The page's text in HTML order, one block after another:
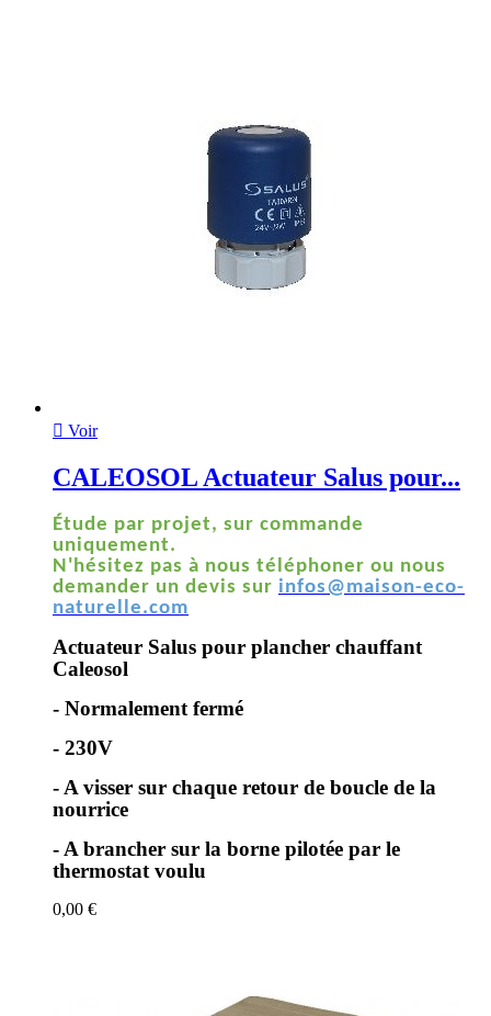
 Voir
CALEOSOL Actuateur Salus pour...
Étude par projet, sur commande
uniquement.
N'hésitez pas à nous téléphoner ou nous
demander un devis sur infos@maison-eco-
naturelle.com
Actuateur Salus pour plancher chauffant
Caleosol
- Normalement fermé
- 230V
- A visser sur chaque retour de boucle de la
nourrice
- A brancher sur la borne pilotée par le
thermostat voulu
0,00 €